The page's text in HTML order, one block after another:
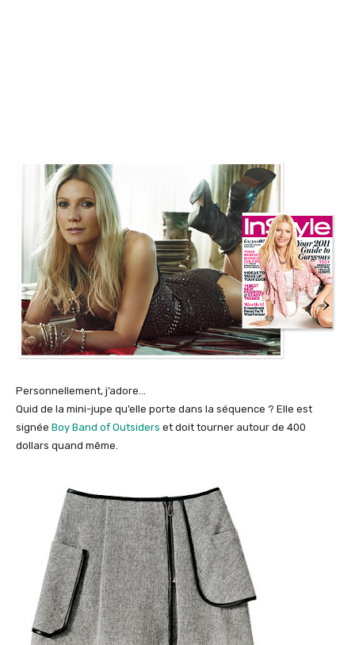
Personnellement, j’adore…
Quid de la mini-jupe qu’elle porte dans la séquence ? Elle est
signée Boy Band of Outsiders et doit tourner autour de 400
dollars quand même.